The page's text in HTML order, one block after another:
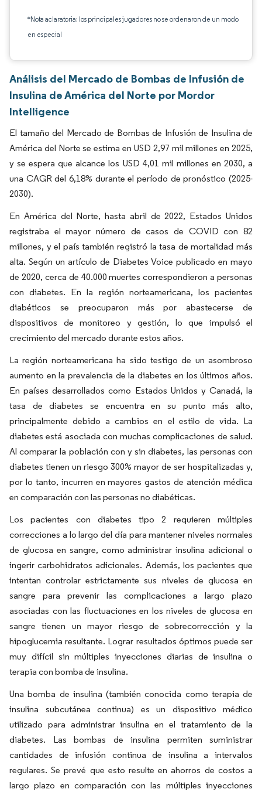
*Nota aclaratoria: los principales jugadores no se ordenaron de un modo
en especial
Análisis del Mercado de Bombas de Infusión de
Insulina de América del Norte por Mordor
Intelligence
El tamaño del Mercado de Bombas de Infusión de Insulina de
América del Norte se estima en USD 2,97 mil millones en 2025,
y se espera que alcance los USD 4,01 mil millones en 2030, a
una CAGR del 6,18% durante el período de pronóstico (2025-
2030).
En América del Norte, hasta abril de 2022, Estados Unidos
registraba el mayor número de casos de COVID con 82
millones, y el país también registró la tasa de mortalidad más
alta. Según un artículo de Diabetes Voice publicado en mayo
de 2020, cerca de 40.000 muertes correspondieron a personas
con diabetes. En la región norteamericana, los pacientes
diabéticos se preocuparon más por abastecerse de
dispositivos de monitoreo y gestión, lo que impulsó el
crecimiento del mercado durante estos años.
La región norteamericana ha sido testigo de un asombroso
aumento en la prevalencia de la diabetes en los últimos años.
En países desarrollados como Estados Unidos y Canadá, la
tasa de diabetes se encuentra en su punto más alto,
principalmente debido a cambios en el estilo de vida. La
diabetes está asociada con muchas complicaciones de salud.
Al comparar la población con y sin diabetes, las personas con
diabetes tienen un riesgo 300% mayor de ser hospitalizadas y,
por lo tanto, incurren en mayores gastos de atención médica
en comparación con las personas no diabéticas.
Los pacientes con diabetes tipo 2 requieren múltiples
correcciones a lo largo del día para mantener niveles normales
de glucosa en sangre, como administrar insulina adicional o
ingerir carbohidratos adicionales. Además, los pacientes que
intentan controlar estrictamente sus niveles de glucosa en
sangre para prevenir las complicaciones a largo plazo
asociadas con las fluctuaciones en los niveles de glucosa en
sangre tienen un mayor riesgo de sobrecorrección y la
hipoglucemia resultante. Lograr resultados óptimos puede ser
muy difícil sin múltiples inyecciones diarias de insulina o
terapia con bomba de insulina.
Una bomba de insulina (también conocida como terapia de
insulina subcutánea continua) es un dispositivo médico
utilizado para administrar insulina en el tratamiento de la
diabetes. Las bombas de insulina permiten suministrar
cantidades de infusión continua de insulina a intervalos
regulares. Se prevé que esto resulte en ahorros de costos a
largo plazo en comparación con las múltiples inyecciones